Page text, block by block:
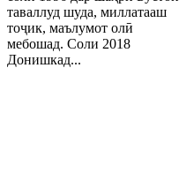
таваллуд шуда, миллатааш
тоҷик, маълумот олӣ
мебошад. Соли 2018
Донишкад...